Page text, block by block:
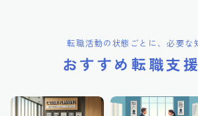
転職活動の状態ごとに、必要な
おすすめ転職支